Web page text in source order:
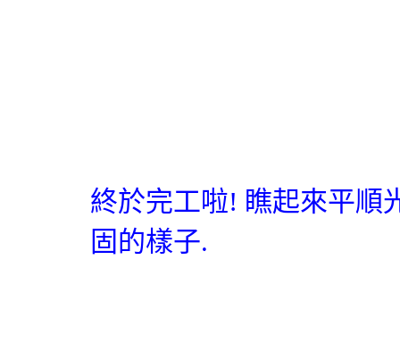
終於完工啦! 瞧起來平順
固的樣子.